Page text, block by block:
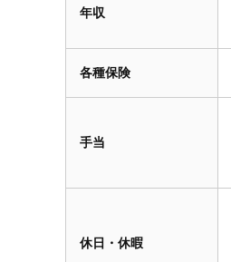
年収
各種保険
手当
休日・休暇